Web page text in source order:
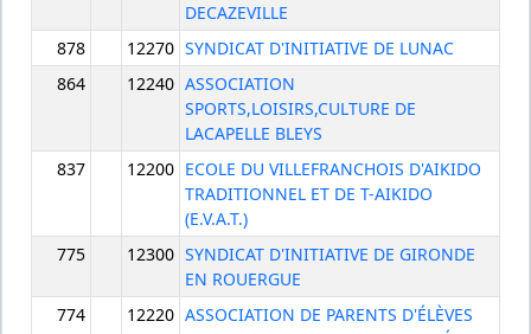
DECAZEVILLE
878
12270 SYNDICAT D'INITIATIVE DE LUNAC
864
12240 ASSOCIATION
SPORTS,LOISIRS,CULTURE DE
LACAPELLE BLEYS
837
12200 ECOLE DU VILLEFRANCHOIS D'AIKIDO
TRADITIONNEL ET DE T-AIKIDO
(E.V.A.T.)
775
12300 SYNDICAT D'INITIATIVE DE GIRONDE
EN ROUERGUE
774
12220 ASSOCIATION DE PARENTS D'ÉLÈVES